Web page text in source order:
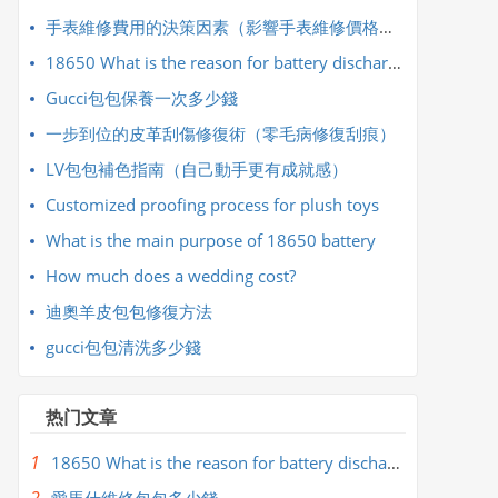
手表維修費用的決策因素（影響手表維修價格的主要因素）
18650 What is the reason for battery discharge and heating
Gucci包包保養一次多少錢
​一步到位的皮革刮傷修復術（零毛病修復刮痕）
​LV包包補色指南（自己動手更有成就感）
Customized proofing process for plush toys
What is the main purpose of 18650 battery
How much does a wedding cost?
​迪奧羊皮包包修復方法
​gucci包包清洗多少錢
热门文章
1
18650 What is the reason for battery discharge and heating